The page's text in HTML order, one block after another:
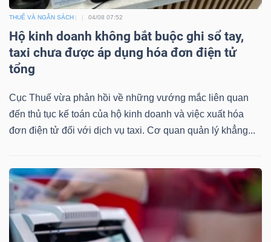
THUẾ VÀ NGÂN SÁCH 04/08 07:52
Hộ kinh doanh không bắt buộc ghi sổ tay,
taxi chưa được áp dụng hóa đơn điện tử
tổng
Cục Thuế vừa phản hồi về những vướng mắc liên quan
đến thủ tục kế toán của hộ kinh doanh và việc xuất hóa
đơn điện tử đối với dịch vụ taxi. Cơ quan quản lý khẳng...
Thuật
ngữ
(-)
vụ
(-)
tạo